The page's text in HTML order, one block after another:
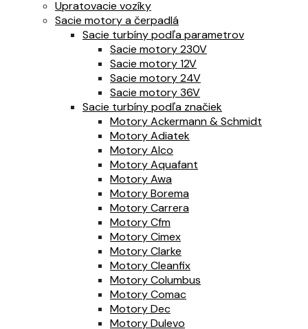
Upratovacie vozíky
Sacie motory a čerpadlá
Sacie turbíny podľa parametrov
Sacie motory 230V
Sacie motory 12V
Sacie motory 24V
Sacie motory 36V
Sacie turbíny podľa značiek
Motory Ackermann & Schmidt
Motory Adiatek
Motory Alco
Motory Aquafant
Motory Awa
Motory Borema
Motory Carrera
Motory Cfm
Motory Cimex
Motory Clarke
Motory Cleanfix
Motory Columbus
Motory Comac
Motory Dec
Motory Dulevo